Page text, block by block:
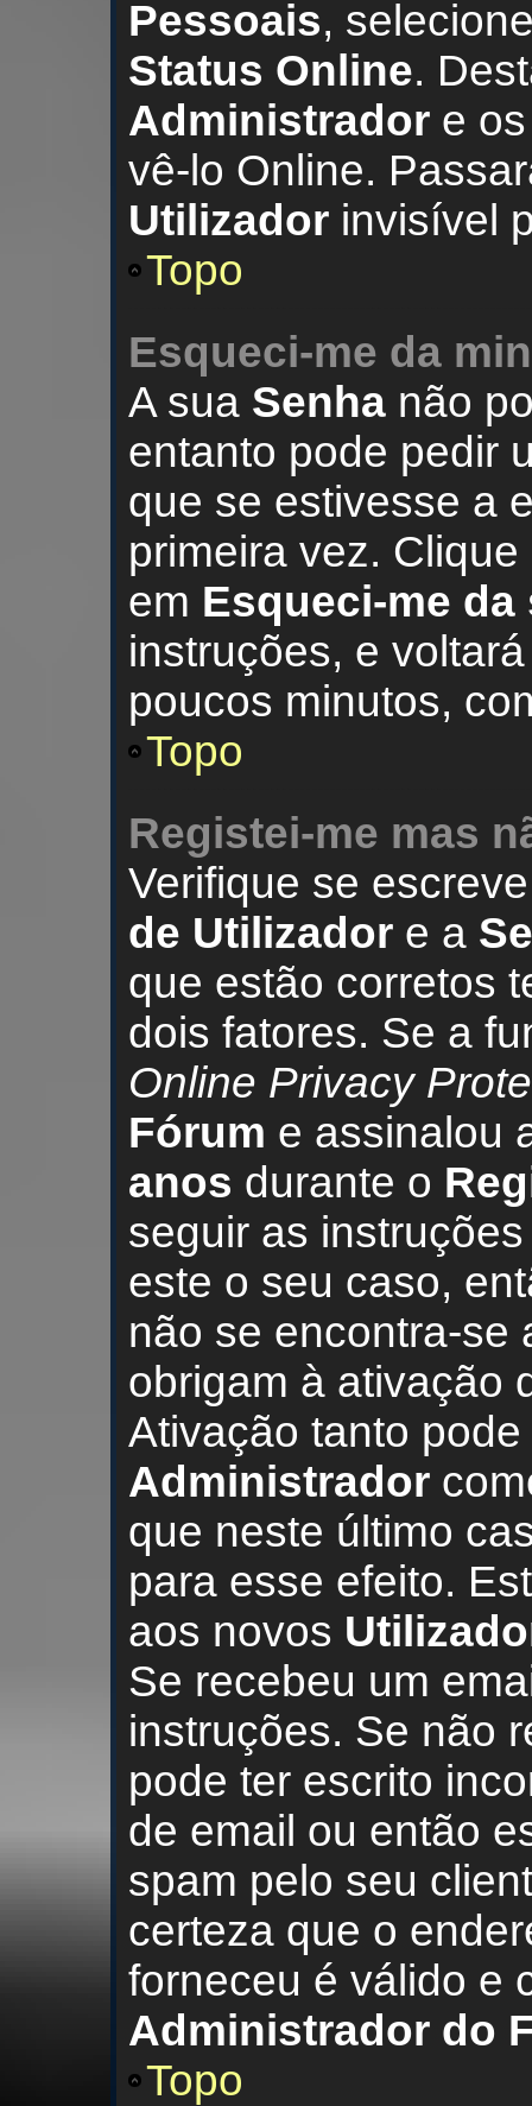
Pessoais,
Status Online.
Administrador e
vê-lo Online.
Utilizador invisível
Topo
Esqueci-me da
A sua Senha não
entanto pode pedir
que se estivesse a
primeira vez.
em Esqueci-me da
instruções, e
poucos minutos,
Topo
Registei-me mas
Verifique se
de Utilizador e a
que estão corretos
dois fatores. Se a
Online Privacy
Fórum e assinalou
anos durante o
seguir as
este o seu caso,
não se encontra-se
obrigam à ativação
Ativação tanto
Administrador
que neste último
para esse efeito.
aos novos
Se recebeu um
instruções. Se não
pode ter escrito
de email ou então
spam pelo seu
certeza que o
forneceu é válido e
Administrador do
Topo